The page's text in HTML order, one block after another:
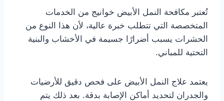
تُعتبر مكافحة النمل الأبيض خوانيج من الخدمات
المتخصصة التي تتطلب خبرة عالية، لأن هذا النوع من
الحشرات يسبب أضرارًا جسيمة في الأخشاب والبنية
التحتية للمباني.
يعتمد علاج النمل الأبيض على فحص دقيق للأرضيات
والجدران لتحديد أماكن الإصابة بدقة. بعد ذلك يتم